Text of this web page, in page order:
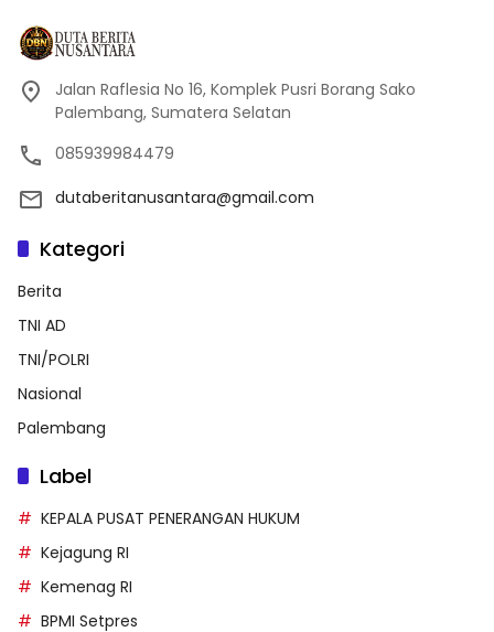
Jalan Raflesia No 16, Komplek Pusri Borang Sako
Palembang, Sumatera Selatan
085939984479
dutaberitanusantara@gmail.com
Kategori
Berita
TNI AD
TNI/POLRI
Nasional
Palembang
Label
KEPALA PUSAT PENERANGAN HUKUM
Kejagung RI
Kemenag RI
BPMI Setpres